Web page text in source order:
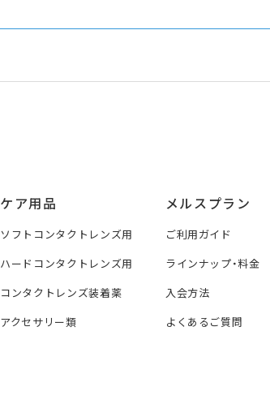
ケア用品
ソフトコンタクトレンズ用
ハードコンタクトレンズ用
コンタクトレンズ装着薬
アクセサリー類
メルスプラン
ご利用ガイド
ラインナップ・料金
入会方法
よくあるご質問